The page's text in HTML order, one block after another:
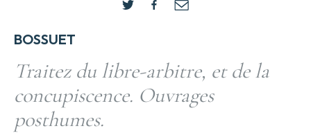
BOSSUET
Traitez du libre-arbitre, et de la
concupiscence. Ouvrages
posthumes.